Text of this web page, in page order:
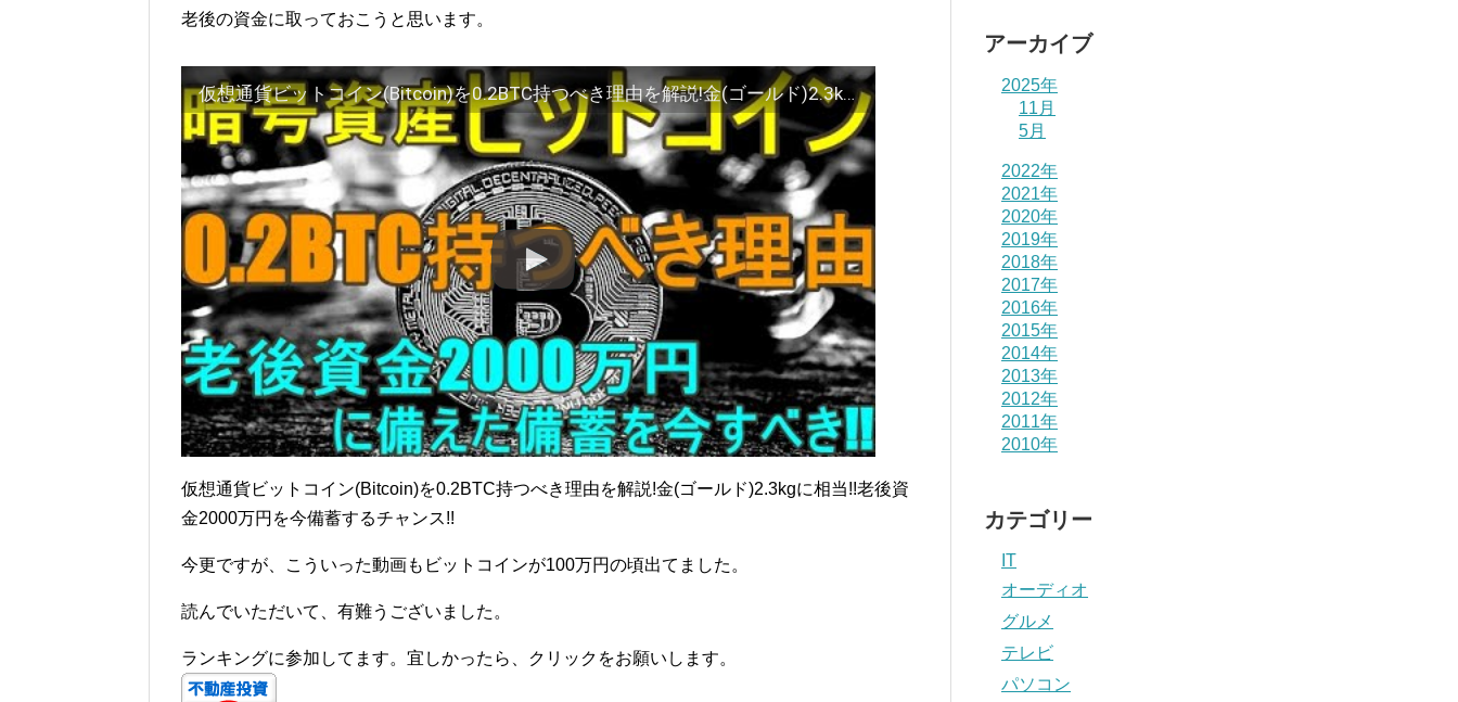
老後の資金に取っておこうと思います。
仮想通貨ビットコイン(Bitcoin)を0.2BTC持つべき理由を解説!金(ゴールド)2.3kgに相当!!老後資金2000万円を今備蓄するチャンス!!
仮想通貨ビットコイン(Bitcoin)を0.2BTC持つべき理由を解説!金(ゴールド)2.3kgに相当!!老後資
金2000万円を今備蓄するチャンス!!
今更ですが、こういった動画もビットコインが100万円の頃出てました。
読んでいただいて、有難うございました。
ランキングに参加してます。宜しかったら、クリックをお願いします。
アーカイブ
2025年
11月
5月
2022年
2021年
2020年
2019年
2018年
2017年
2016年
2015年
2014年
2013年
2012年
2011年
2010年
カテゴリー
IT
オーディオ
グルメ
テレビ
パソコン